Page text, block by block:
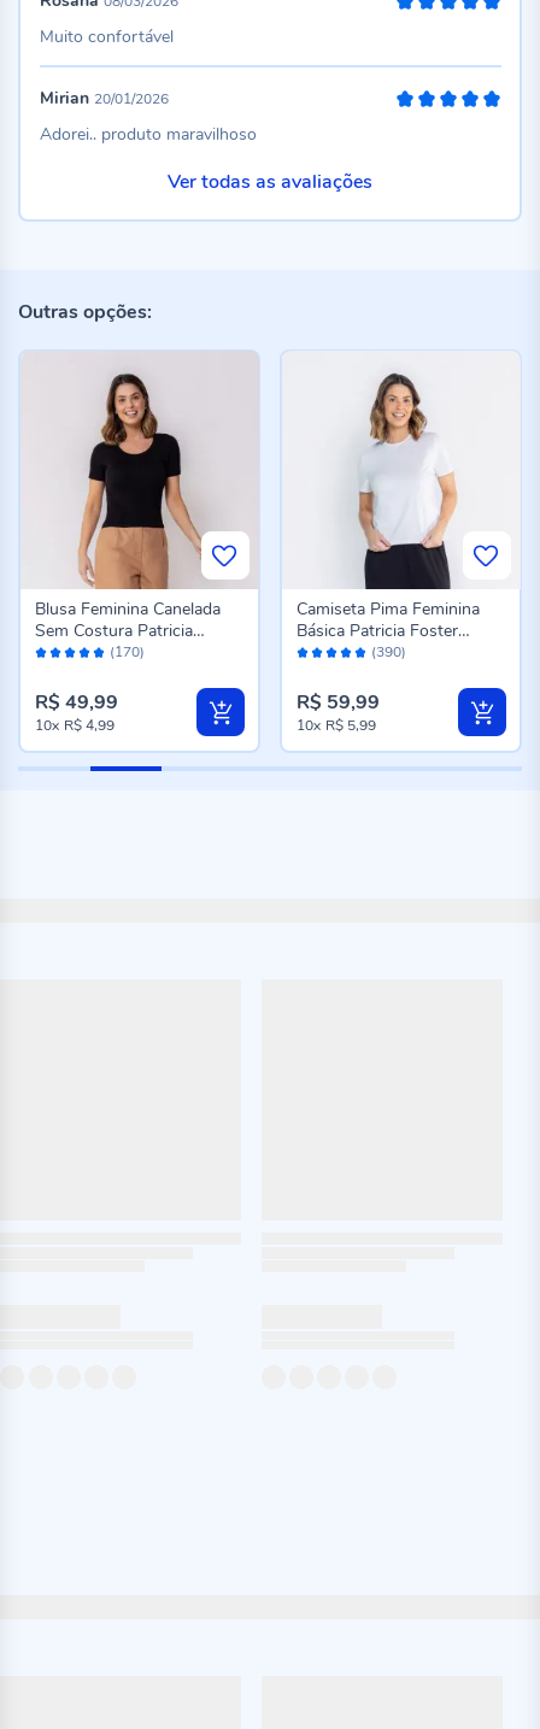
Muito confortável
Mirian 20/01/2026
Adorei.. produto maravilhoso
Ver todas as avaliações
Outras opções:
Avaliação: (170)
Blusa Feminina Canelada
Sem Costura Patricia
Foster Preto
R$ 49,99
10x R$ 4,99
Avaliação: (390)
Camiseta Pima Feminina
Básica Patricia Foster
Branco
R$ 59,99
10x R$ 5,99